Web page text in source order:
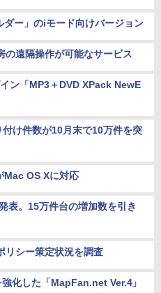
ダー」のiモード向けバージョン
の遠隔操作が可能なサービス
ン「MP3＋DVD XPack NewE
け件数が10月末で10万件を突
Mac OS Xに対応
表。15万件台の増加数を引き
リシー策定状況を調査
化した「MapFan.net Ver.4」